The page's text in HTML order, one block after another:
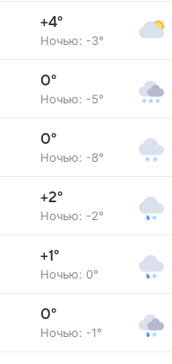
+4°
Ночью: -3°
0°
Ночью: -5°
0°
Ночью: -8°
+2°
Ночью: -2°
+1°
Ночью: 0°
0°
Ночью: -1°